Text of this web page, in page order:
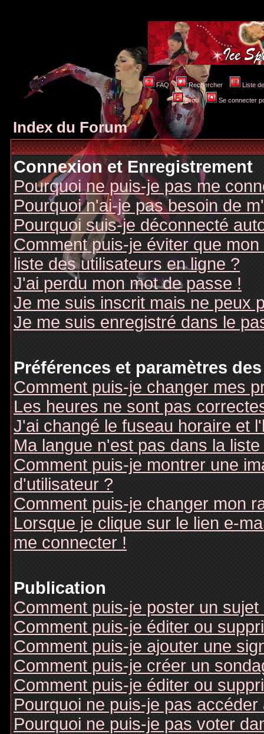
FAQ Rechercher Liste
Profil Se connecter
Index du Forum
Connexion et Enregistrement
Pourquoi ne puis-je pas me
Pourquoi n'ai-je pas besoin de
Pourquoi suis-je déconnecté
Comment puis-je éviter que
liste des utilisateurs en ligne ?
J'ai perdu mon mot de passe !
Je me suis inscrit mais ne peux
Je me suis enregistré dans le
Préférences et paramètres
Comment puis-je changer mes
Les heures ne sont pas
J'ai changé le fuseau horaire et
Ma langue n'est pas dans la liste
Comment puis-je montrer une
d'utilisateur ?
Comment puis-je changer mon
Lorsque je clique sur le lien e-
me connecter !
Publication
Comment puis-je poster un
Comment puis-je éditer ou
Comment puis-je ajouter une
Comment puis-je créer un
Comment puis-je éditer ou
Pourquoi ne puis-je pas accéder
Pourquoi ne puis-je pas voter